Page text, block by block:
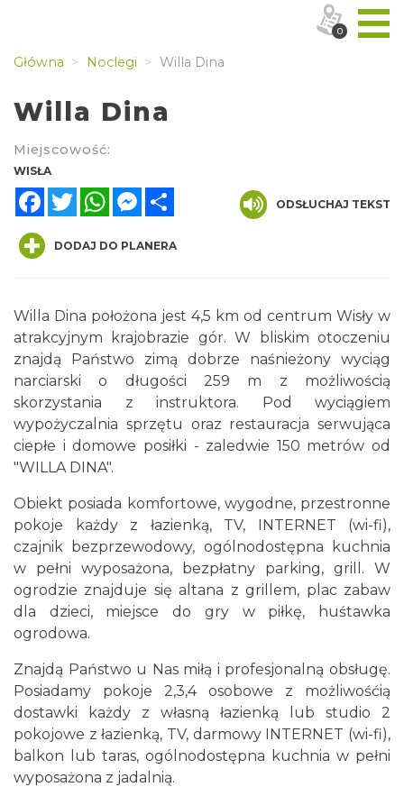
Główna Noclegi Willa Dina
Willa Dina
Miejscowość:
WISŁA
FacebookTwitterWhatsAppMessenger
ODSŁUCHAJ TEKST
DODAJ DO PLANERA
Willa Dina położona jest 4,5 km od centrum Wisły w
atrakcyjnym krajobrazie gór. W bliskim otoczeniu
znajdą Państwo zimą dobrze naśnieżony wyciąg
narciarski o długości 259 m z możliwością
skorzystania z instruktora. Pod wyciągiem
wypożyczalnia sprzętu oraz restauracja serwująca
ciepłe i domowe posiłki - zaledwie 150 metrów od
"WILLA DINA".
Obiekt posiada komfortowe, wygodne, przestronne
pokoje każdy z łazienką, TV, INTERNET (wi-fi),
czajnik bezprzewodowy, ogólnodostępna kuchnia
w pełni wyposażona, bezpłatny parking, grill. W
ogrodzie znajduje się altana z grillem, plac zabaw
dla dzieci, miejsce do gry w piłkę, huśtawka
ogrodowa.
Znajdą Państwo u Nas miłą i profesjonalną obsługę.
Posiadamy pokoje 2,3,4 osobowe z możliwośćią
dostawki każdy z własną łazienką lub studio 2
pokojowe z łazienką, TV, darmowy INTERNET (wi-fi),
balkon lub taras, ogólnodostępna kuchnia w pełni
wyposażona z jadalnią.
0